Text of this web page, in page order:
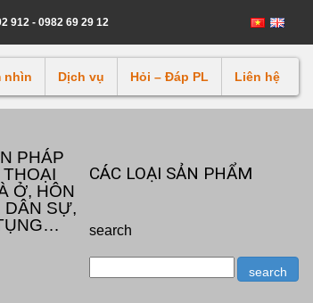
912 - 0982 69 29 12
nhìn Dịch vụ Hỏi – Đáp PL Liên hệ
PHÁP
Ở, HÔN
DÂN SỰ,
CÁC LOẠI SẢN PHẨM
search